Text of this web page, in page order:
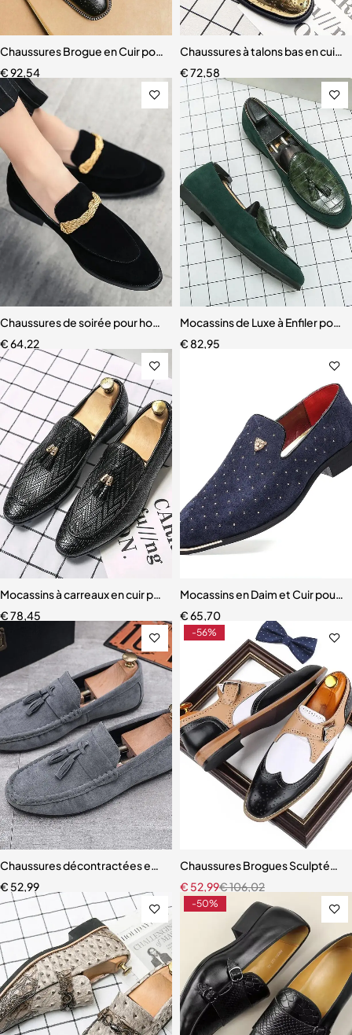
Chaussures Brogue en Cuir pour Homme
€92,54
Chaussures à talons bas en cuir
€72,58
Chaussures de soirée pour hommes
€64,22
Mocassins de Luxe à Enfiler pour
€ 82,95
Mocassins à carreaux en cuir pour hommes
€78,45
Mocassins en Daim et Cuir pour
€65,70
Chaussures décontractées en cuir souple pour hommes
€ 52,99
-56%
Chaussures Brogues Sculptées
€106,02
€ 52,99
-50%